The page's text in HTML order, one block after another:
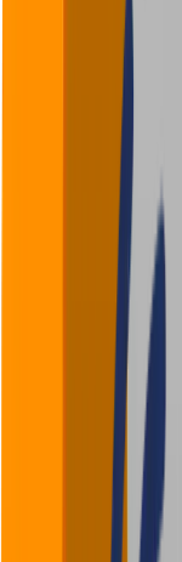
🧠 A dica aqui é usar
ajustá-las com base
pela observação das
rápidas com
4. Calcule
Para facilitar tanto o
categorizar
. Isso
comunicação da
conscientes por parte
A forma mais prática
no peso médio dos
. Veja um
Peso
300g